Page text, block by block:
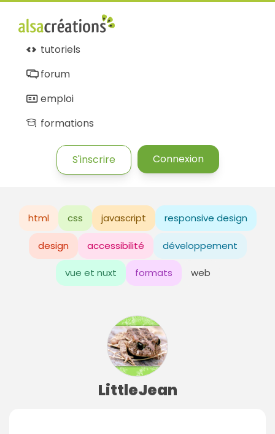
tutoriels
forum
emploi
formations
S'inscrire Connexion
html css javascript responsive design
design accessibilité développement
vue et nuxt formats web
LittleJean